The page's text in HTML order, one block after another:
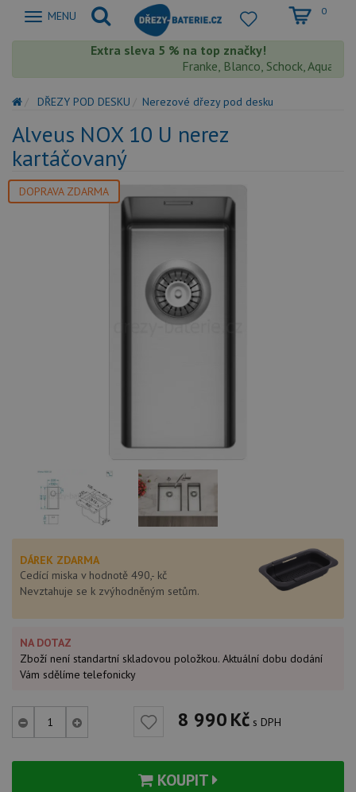
Zobrazit
MENU 0
Extra sleva 5 % na top značky!
Franke, Blanco, Schock,
DŘEZY POD DESKU Nerezové dřezy pod desku
Alveus NOX 10 U nerez
kartáčovaný
DOPRAVA ZDARMA
DÁREK ZDARMA
Cedící miska v hodnotě 490,- kč
Nevztahuje se k zvýhodněným setům.
NA DOTAZ
Zboží není standartní skladovou položkou. Aktuální dobu dodání
Vám sdělíme telefonicky
8 990Kč s DPH
KOUPIT